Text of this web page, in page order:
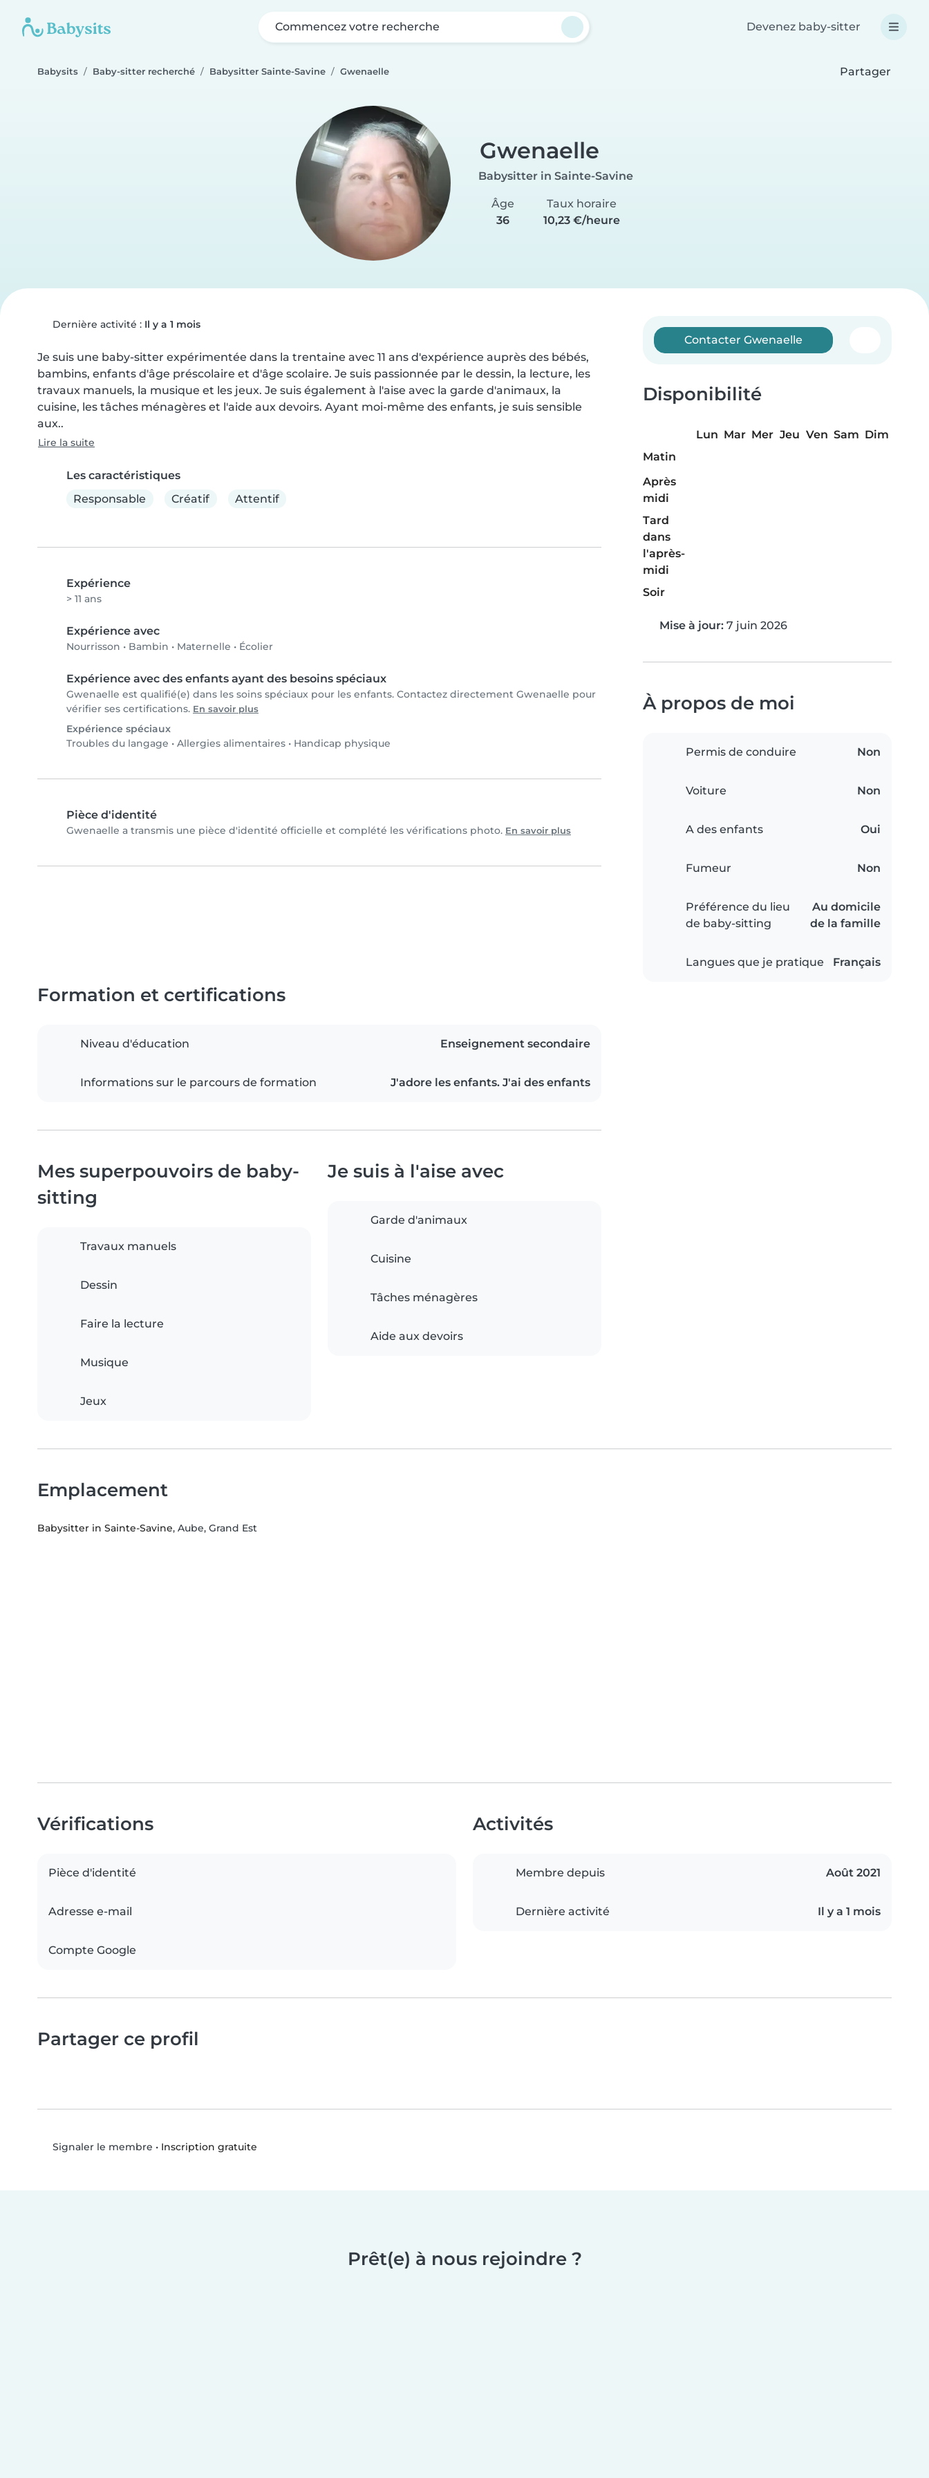
Commencez votre recherche Devenez baby-sitter
Babysits Baby-sitter recherché Babysitter Sainte-Savine Gwenaelle Partager
Gwenaelle
Babysitter in Sainte-Savine
Âge
36
Taux horaire
10,23 €/heure
Dernière activité : Il y a 1 mois
Je suis une baby-sitter expérimentée dans la trentaine avec 11 ans d'expérience auprès des bébés,
bambins, enfants d'âge préscolaire et d'âge scolaire. Je suis passionnée par le dessin, la lecture, les
travaux manuels, la musique et les jeux. Je suis également à l'aise avec la garde d'animaux, la
cuisine, les tâches ménagères et l'aide aux devoirs. Ayant moi-même des enfants, je suis sensible
aux..
Lire la suite
Les caractéristiques
Responsable
Créatif Attentif
Expérience
> 11 ans
Expérience avec
Nourrisson • Bambin • Maternelle • Écolier
Expérience avec des enfants ayant des besoins spéciaux
Gwenaelle est qualifié(e) dans les soins spéciaux pour les enfants. Contactez directement Gwenaelle pour
vérifier ses certifications. En savoir plus
Expérience spéciaux
Troubles du langage • Allergies alimentaires • Handicap physique
Pièce d'identité
Gwenaelle a transmis une pièce d'identité officielle et complété les vérifications photo. En savoir plus
Contacter Gwenaelle
Disponibilité
Lun Mar Mer Jeu Ven Sam Dim
Matin
Après
midi
Tard
dans
l'après-
midi
Soir
Mise à jour: 7 juin 2026
À propos de moi
Permis de conduire Non
Voiture Non
A des enfants Oui
Fumeur Non
Préférence du lieu
de baby-sitting
Au domicile
de la famille
Langues que je pratique Français
Formation et certifications
Niveau d'éducation Enseignement secondaire
Informations sur le parcours de formation J'adore les enfants. J'ai des enfants
Mes superpouvoirs de baby-
sitting
Travaux manuels
Dessin
Faire la lecture
Musique
Jeux
Je suis à l'aise avec
Garde d'animaux
Cuisine
Tâches ménagères
Aide aux devoirs
Emplacement
Babysitter in Sainte-Savine, Aube, Grand Est
Vérifications
Pièce d'identité
Adresse e-mail
Compte Google
Activités
Membre depuis Août 2021
Dernière activité Il y a 1 mois
Partager ce profil
Signaler le membre • Inscription gratuite
Prêt(e) à nous rejoindre ?